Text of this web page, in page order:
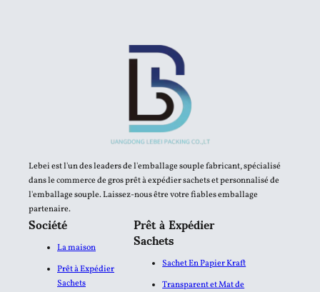
Lebei est l'un des leaders de l'emballage souple fabricant, spécialisé
dans le commerce de gros prêt à expédier sachets et personnalisé de
l'emballage souple. Laissez-nous être votre fiables emballage
partenaire.
Société
La maison
Prêt à Expédier
Sachets
Prêt à Expédier
Sachets
Sachet En Papier Kraft
Transparent et Mat de